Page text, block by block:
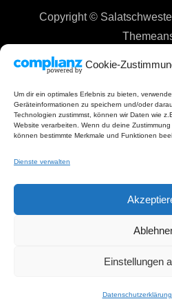
Cookie-
Um dir ein optimales Erlebnis zu bieten,
Geräteinformationen zu speichern und/oder
Technologien zustimmst, können wir Daten wie
Website verarbeiten. Wenn du deine
können bestimmte Merkmale und Funktionen
Dienste verwalten
Einstellungen
Datenschutzerklärung
Copyright ©